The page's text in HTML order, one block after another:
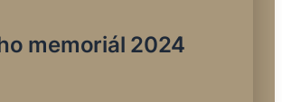
memoriál 2024